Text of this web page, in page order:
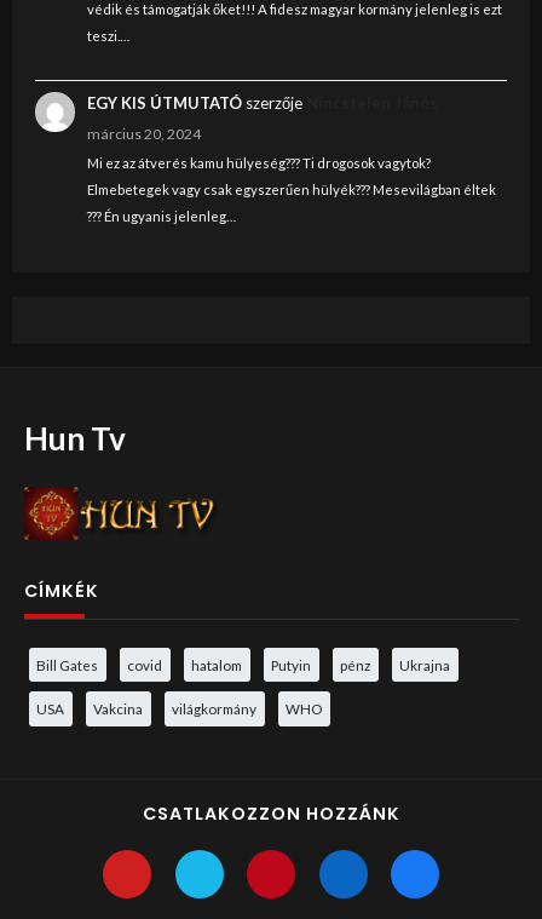
védik és támogatják őket!!! A fidesz magyar kormány jelenleg is ezt
teszi.…
EGY KIS ÚTMUTATÓszerzője
március 20, 2024
Mi ez az átverés kamu hülyeség??? Ti drogosok vagytok?
Elmebetegek vagy csak egyszerűen hülyék??? Mesevilágban éltek
??? Én ugyanis jelenleg…
Hun Tv
CÍMKÉK
Bill Gates covid hatalom Putyin pénz Ukrajna
USA Vakcina világkormány WHO
CSATLAKOZZON HOZZÁNK